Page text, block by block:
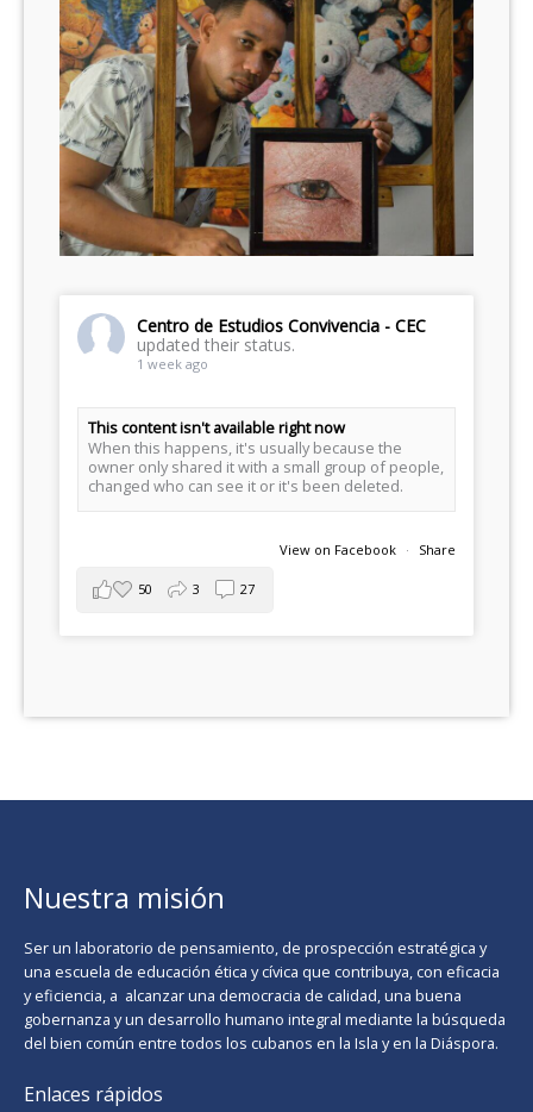
Centro de Estudios Convivencia - CEC
updated their status.
1 week ago
This content isn't available right now
When this happens, it's usually because the
owner only shared it with a small group of people,
changed who can see it or it's been deleted.
View on Facebook · Share
50 3 27
Nuestra misión
Ser un laboratorio de pensamiento, de prospección estratégica y
una escuela de educación ética y cívica que contribuya, con eficacia
y eficiencia, a alcanzar una democracia de calidad, una buena
gobernanza y un desarrollo humano integral mediante la búsqueda
del bien común entre todos los cubanos en la Isla y en la Diáspora.
Enlaces rápidos